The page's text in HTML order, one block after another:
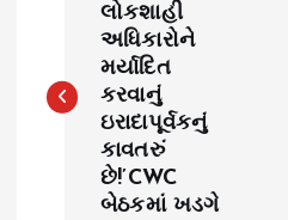
t
લોકશાહી
અધિકારોને
મર્યાદિત
કરવાનું
ઇરાદાપૂર્વકનું
કાવતરું
છે!’CWC
બેઠકમાં ખડગે